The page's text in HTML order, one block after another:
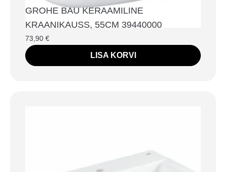
GROHE BAU KERAAMILINE
KRAANIKAUSS, 55CM 39440000
73,90 €
LISA KORVI